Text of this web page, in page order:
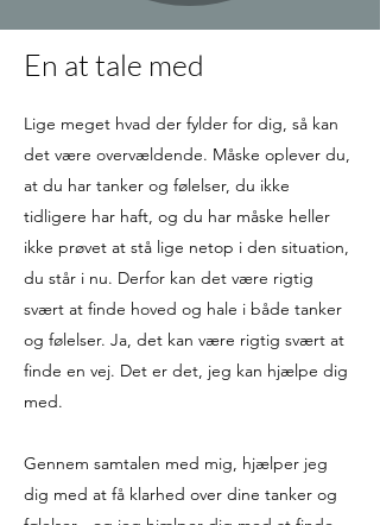
En at tale med
Lige meget hvad der fylder for dig, så kan
det være overvældende. Måske oplever du,
at du har tanker og følelser, du ikke
tidligere har haft, og du har måske heller
ikke prøvet at stå lige netop i den situation,
du står i nu. Derfor kan det være rigtig
svært at finde hoved og hale i både tanker
og følelser. Ja, det kan være rigtig svært at
finde en vej. Det er det, jeg kan hjælpe dig
med.
Gennem samtalen med mig, hjælper jeg
dig med at få klarhed over dine tanker og